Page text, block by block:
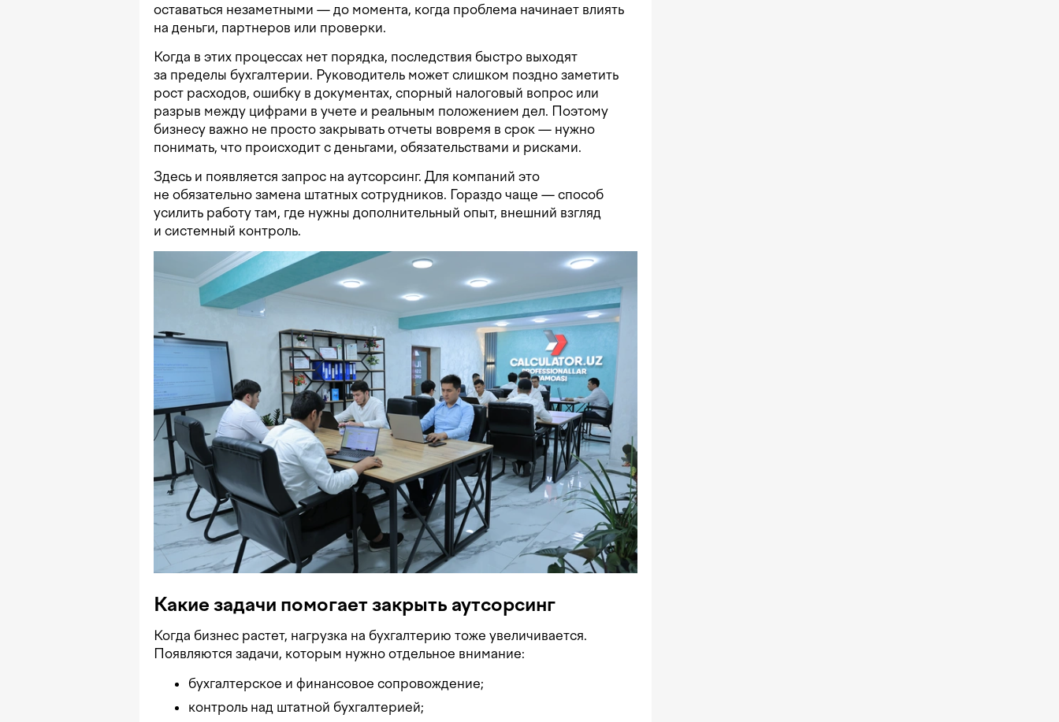
оставаться незаметными — до момента, когда проблема начинает влиять
на деньги, партнеров или проверки.
Когда в этих процессах нет порядка, последствия быстро выходят
за пределы бухгалтерии. Руководитель может слишком поздно заметить
рост расходов, ошибку в документах, спорный налоговый вопрос или
разрыв между цифрами в учете и реальным положением дел. Поэтому
бизнесу важно не просто закрывать отчеты вовремя в срок — нужно
понимать, что происходит с деньгами, обязательствами и рисками.
Здесь и появляется запрос на аутсорсинг. Для компаний это
не обязательно замена штатных сотрудников. Гораздо чаще — способ
усилить работу там, где нужны дополнительный опыт, внешний взгляд
и системный контроль.
Какие задачи помогает закрыть аутсорсинг
Когда бизнес растет, нагрузка на бухгалтерию тоже увеличивается.
Появляются задачи, которым нужно отдельное внимание:
бухгалтерское и финансовое сопровождение;
контроль над штатной бухгалтерией;